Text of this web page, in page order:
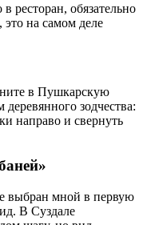
ресторан, обязательно
это на самом деле
в Пушкарскую
зодчества:
направо и свернуть
выбран мной в первую
В Суздале